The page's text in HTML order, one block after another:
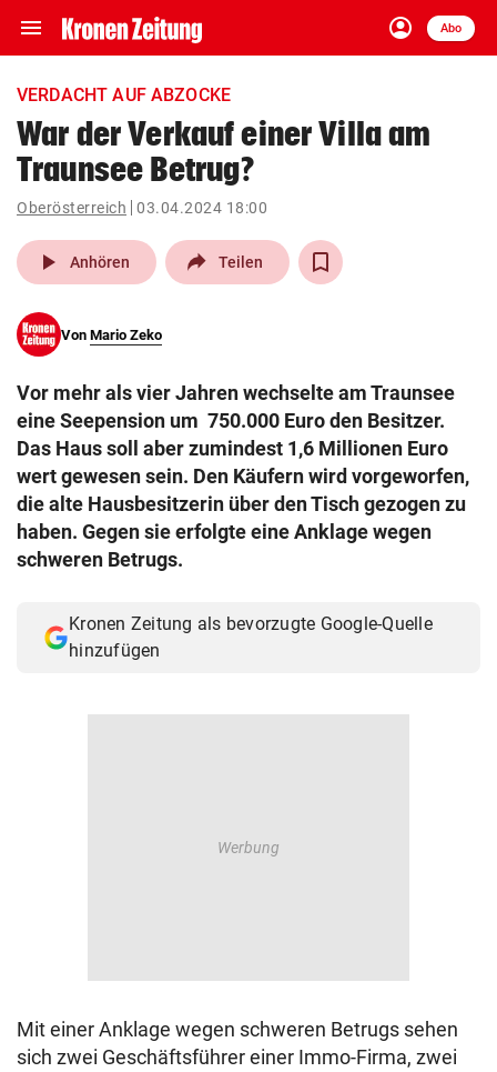
menu Navigation
ein-/ausklappen
account_circle
Anmelden
Abo
close Schließen
account_circle Anmelden
pin_drop
Wien arrow_right
search
eingeben
Muthgasse 2, 1190 Wien
VERDACHT AUF ABZOCKE
War der Verkauf einer Villa am
Traunsee Betrug?
Oberösterreich 03.04.2024 18:00
play_arrow Anhören Teilen
Von Mario Zeko
Vor mehr als vier Jahren wechselte am Traunsee
eine Seepension um 750.000 Euro den Besitzer.
Das Haus soll aber zumindest 1,6 Millionen Euro
wert gewesen sein. Den Käufern wird vorgeworfen,
die alte Hausbesitzerin über den Tisch gezogen zu
haben. Gegen sie erfolgte eine Anklage wegen
schweren Betrugs.
Kronen Zeitung als bevorzugte Google-Quelle
hinzufügen
Mit einer Anklage wegen schweren Betrugs sehen
sich zwei Geschäftsführer einer Immo-Firma, zwei